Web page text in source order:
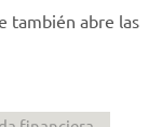
también abre las